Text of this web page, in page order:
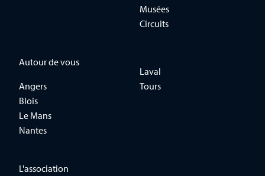
Musées
Circuits
Autour de vous
Angers
Blois
Le Mans
Nantes
Laval
Tours
L'association